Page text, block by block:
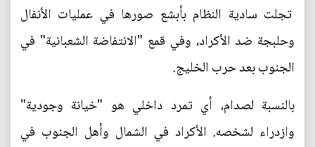
تجلت سادية النظام بأبشع صورها في عمليات الأنفال
وحلبجة ضد الأكراد، وفي قمع "الانتفاضة الشعبانية" في
الجنوب بعد حرب الخليج.
بالنسبة لصدام، أي تمرد داخلي هو "خيانة وجودية"
وازدراء لشخصه. الأكراد في الشمال وأهل الجنوب في